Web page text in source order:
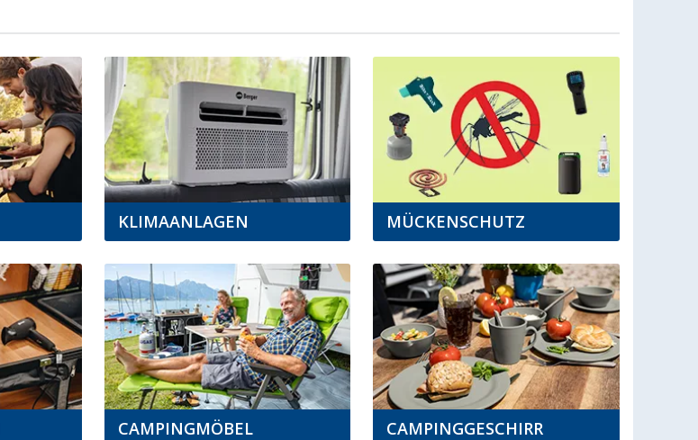
KLIMAANLAGEN MÜCKENSCHUTZ
CAMPINGMÖBEL CAMPINGGESCHIRR